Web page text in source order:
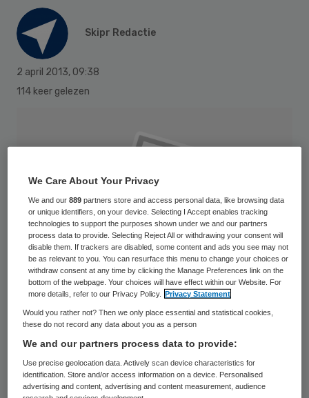
Skipr Redactie
2 april 2013, 09:38
114 keer gelezen
Ageeth Ouwehand is op 25 maart benoemd
tot lid raad van bestuur van Argos
Zorggroep in Schiedam. Zij volgt per 17 juni
We Care About Your Privacy
We and our889 partners store and access personal data, like browsing data
or unique identifiers, on your device. Selecting I Accept enables tracking
technologies to support the purposes shown under we and our partners
process data to provide. Selecting Reject All or withdrawing your consent will
disable them. If trackers are disabled, some content and ads you see may not
be as relevant to you. You can resurface this menu to change your choices or
withdraw consent at any time by clicking the Manage Preferences link on the
bottom of the webpage. Your choices will have effect within our Website. For
more details, refer to our Privacy Policy.
Privacy Statement
Would you rather not? Then we only place essential and statistical cookies,
these do not record any data about you as a person
We and our partners process data to provide:
Use precise geolocation data. Actively scan device characteristics for
identification. Store and/or access information on a device. Personalised
advertising and content, advertising and content measurement, audience